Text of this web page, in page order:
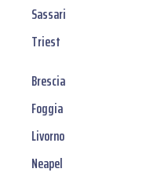
Sassari
Triest
Brescia
Foggia
Livorno
Neapel